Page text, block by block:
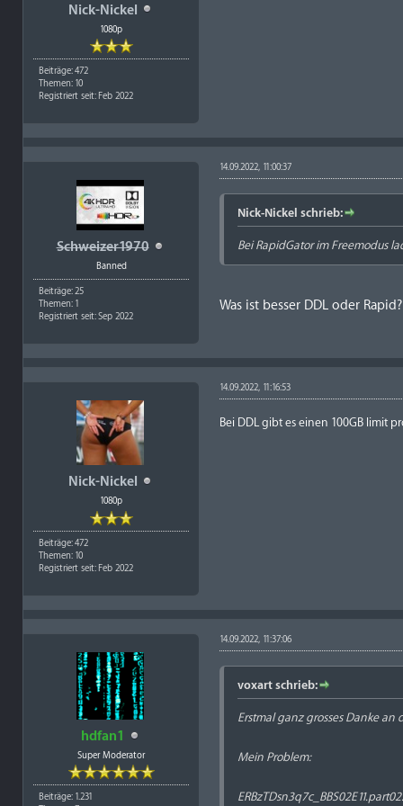
Nick-Nickel
1080p
Beiträge: 472
Themen: 10
Registriert seit: Feb 2022
Schweizer1970
Banned
Beiträge: 25
Themen: 1
Registriert seit: Sep 2022
14.09.2022, 11:00:37
Nick-Nickel schrieb:
Bei RapidGator im Freemodus
Was ist besser DDL oder Rapid?
Nick-Nickel
1080p
Beiträge: 472
Themen: 10
Registriert seit: Feb 2022
14.09.2022, 11:16:53
Bei DDL gibt es einen 100GB limit
hdfan1
Super Moderator
Beiträge: 1.231
14.09.2022, 11:37:06
voxart schrieb:
Erstmal ganz grosses Danke an
Mein Problem: